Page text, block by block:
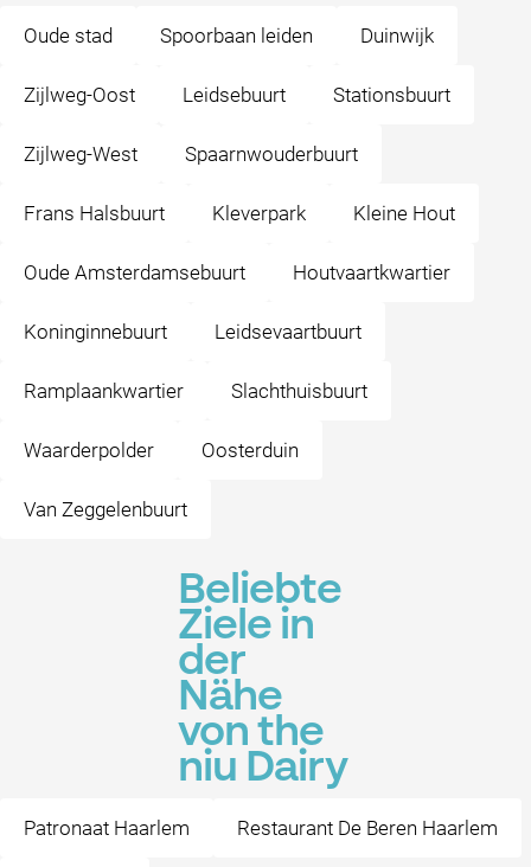
Oude stad Spoorbaan leiden Duinwijk
Zijlweg-Oost Leidsebuurt Stationsbuurt
Zijlweg-West Spaarnwouderbuurt
Frans Halsbuurt Kleverpark Kleine Hout
Oude Amsterdamsebuurt Houtvaartkwartier
Koninginnebuurt Leidsevaartbuurt
Ramplaankwartier Slachthuisbuurt
Waarderpolder Oosterduin
Van Zeggelenbuurt
Beliebte
Ziele in
der
Nähe
von the
niu Dairy
Patronaat Haarlem Restaurant De Beren Haarlem